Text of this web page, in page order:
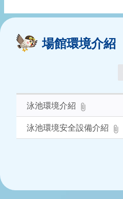
場館環境介紹
泳池環境介紹
泳池環境安全設備介紹